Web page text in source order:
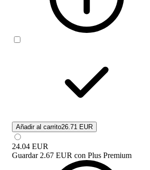
Añadir al carrito26.71 EUR
24.04 EUR
Guardar 2.67 EUR con Plus Premium